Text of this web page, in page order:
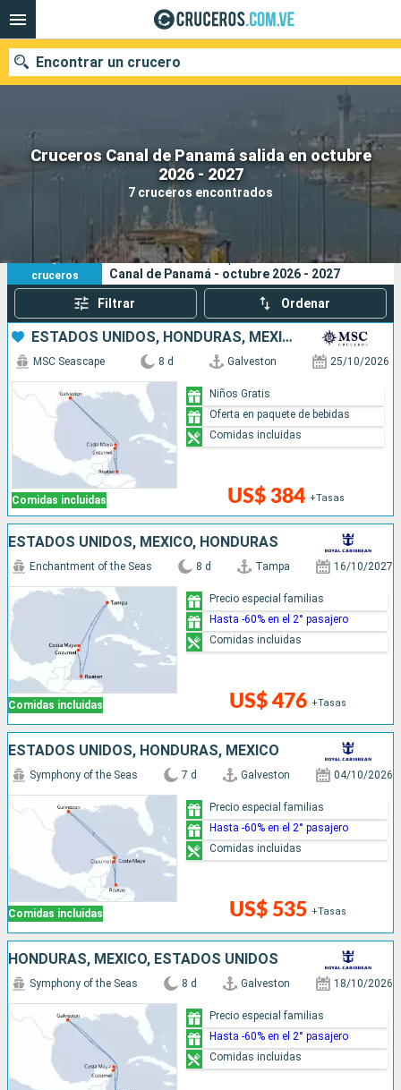
Cruceros Canal de Panamá salida en octubre
2026 - 2027
7 cruceros encontrados
Encontrar un crucero
Nuestros destinos
Buscar
7
cruceros
Sus criterios de búsqueda:
Canal de Panamá - octubre 2026 - 2027
Filtrar Ordenar
ESTADOS UNIDOS, HONDURAS, MÉXICO
Comidas incluidas
MSC Seascape 8 d Galveston 25/10/2026
US$ 384 +Tasas
Niños Gratis
Oferta en paquete de bebidas
Comidas incluidas
ESTADOS UNIDOS, MÉXICO, HONDURAS
Comidas incluidas
Enchantment of the Seas 8 d Tampa 16/10/2027
US$ 476 +Tasas
Precio especial familias
Hasta -60% en el 2° pasajero
Comidas incluidas
ESTADOS UNIDOS, HONDURAS, MÉXICO
Comidas incluidas
Symphony of the Seas 7 d Galveston 04/10/2026
US$ 535 +Tasas
Precio especial familias
Hasta -60% en el 2° pasajero
Comidas incluidas
HONDURAS, MÉXICO, ESTADOS UNIDOS
Symphony of the Seas 8 d Galveston 18/10/2026
Precio especial familias
Hasta -60% en el 2° pasajero
Comidas incluidas